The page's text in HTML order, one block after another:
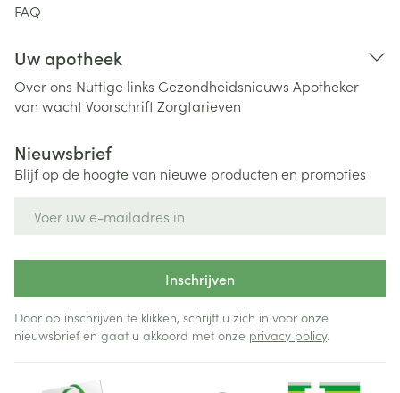
FAQ
Uw apotheek
Over ons Nuttige links Gezondheidsnieuws Apotheker
van wachtVoorschriftZorgtarieven
Nieuwsbrief
Blijf op de hoogte van nieuwe producten en promoties
Inschrijven
Door op inschrijven te klikken, schrijft u zich in voor onze
nieuwsbrief en gaat u akkoord met onze privacy policy.